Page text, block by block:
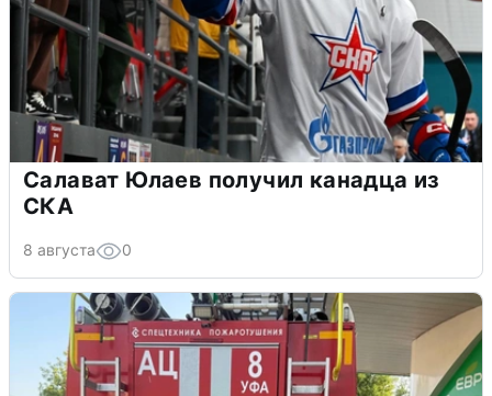
Салават Юлаев получил канадца из
СКА
8 августа 0